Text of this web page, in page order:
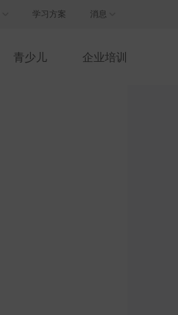
学习方案 消息
青少儿 企业培训